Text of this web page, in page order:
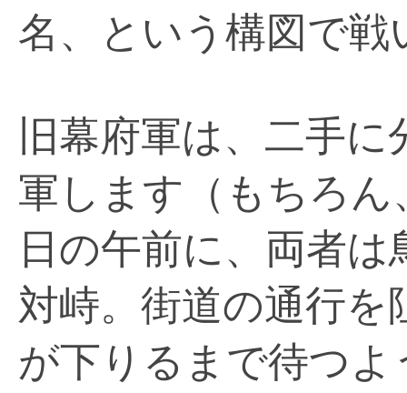
名、という構図で
旧幕府軍は、二手
軍します（もちろ
日の午前に、両者
対峙。街道の通行を
が下りるまで待つ